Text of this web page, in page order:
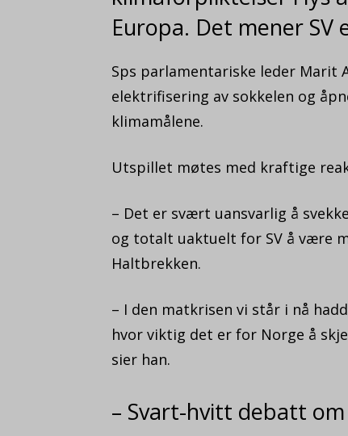
Europa. Det mener
Sps parlamentariske leder Marit
elektrifisering av sokkelen og
klimamålene.
Utspillet møtes med kraftige
– Det er svært uansvarlig å
og totalt uaktuelt for SV å være
Haltbrekken.
– I den matkrisen vi står i nå
hvor viktig det er for Norge å
sier han.
– Svart-hvitt debatt